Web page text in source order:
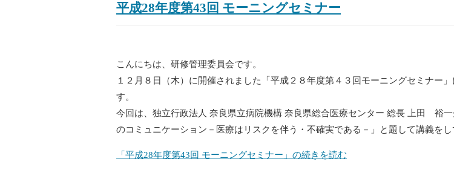
平成28年度第43回 モーニングセミナー
こんにちは、研修管理委員会です。
１２月８日（木）に開催されました「平成２８年度第４３回モーニングセミナー
す。
今回は、独立行政法人 奈良県立病院機構 奈良県総合医療センター 総長 上田 裕
のコミュニケーション－医療はリスクを伴う・不確実である－」と題して講義をし
「平成28年度第43回 モーニングセミナー」の続きを読む